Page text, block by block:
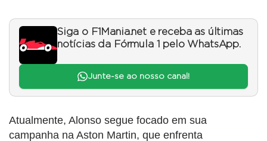
Siga o F1Mania.net e receba as últimas
notícias da Fórmula 1 pelo WhatsApp.
Junte-se ao nosso canal!
Atualmente, Alonso segue focado em sua
campanha na Aston Martin, que enfrenta